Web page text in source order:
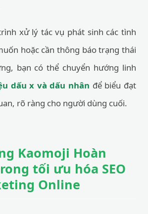
xử lý tác vụ phát sinh các tình
hoặc cần thông báo trạng thái
bạn có thể chuyển hướng linh
dấu x và dấu nhân để biểu đạt
rõ ràng cho người dùng cuối.
Kaomoji Hoàn
tối ưu hóa SEO
Online